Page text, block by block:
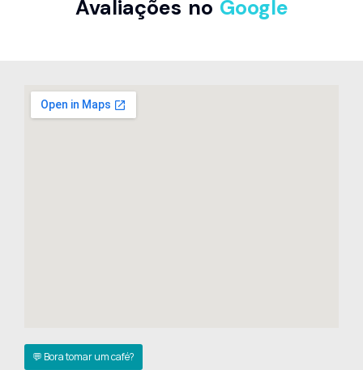
Avaliações no Google
💬 Bora tomar um café?